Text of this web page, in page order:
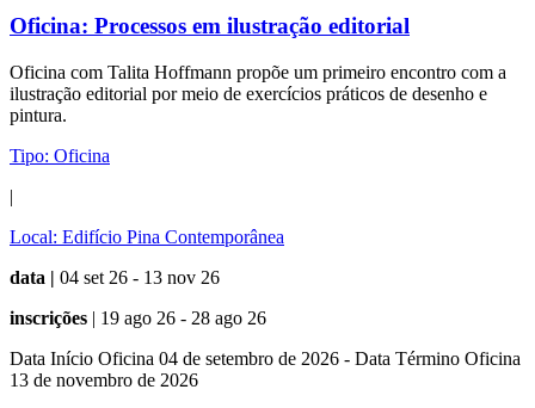
Oficina: Processos em ilustração editorial
Oficina com Talita Hoffmann propõe um primeiro encontro com a
ilustração editorial por meio de exercícios práticos de desenho e
pintura.
Tipo: Oficina
|
Local: Edifício Pina Contemporânea
data | 04 set 26 - 13 nov 26
inscrições | 19 ago 26 - 28 ago 26
Data Início Oficina 04 de setembro de 2026 - Data Término Oficina
13 de novembro de 2026